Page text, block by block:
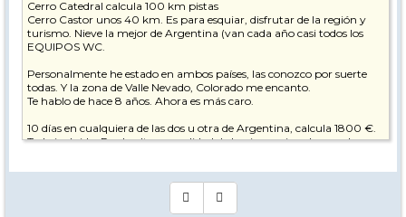
Cerro Catedral calcula 100 km pistas
Cerro Castor unos 40 km. Es para esquiar, disfrutar de la región y
turismo. Nieve la mejor de Argentina (van cada año casi todos los
EQUIPOS WC.
Personalmente he estado en ambos países, las conozco por suerte
todas. Y la zona de Valle Nevado, Colorado me encanto.
Te hablo de hace 8 años. Ahora es más caro.
10 días en cualquiera de las dos u otra de Argentina, calcula 1800 €.
Todo incluido. Por la altura o calidad de la nieve es igual en ambos
general de todo el país. La calidad es buena por norma en ambas.
Para mí personalmente la n. 1 de Argentina es Cerro Castor. A nivel
general, viaje esqui y turismo.. Hay más grandes, pero sin los pluses